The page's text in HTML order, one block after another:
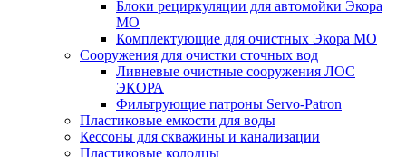
Блоки рециркуляции для автомойки Экора
МО
Комплектующие для очистных Экора МО
Сооружения для очистки сточных вод
Ливневые очистные сооружения ЛОС
ЭКОРА
Фильтрующие патроны Servo-Patron
Пластиковые емкости для воды
Кессоны для скважины и канализации
Пластиковые колодцы